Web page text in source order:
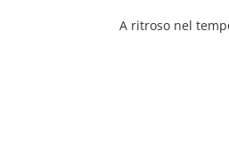
A ritroso nel